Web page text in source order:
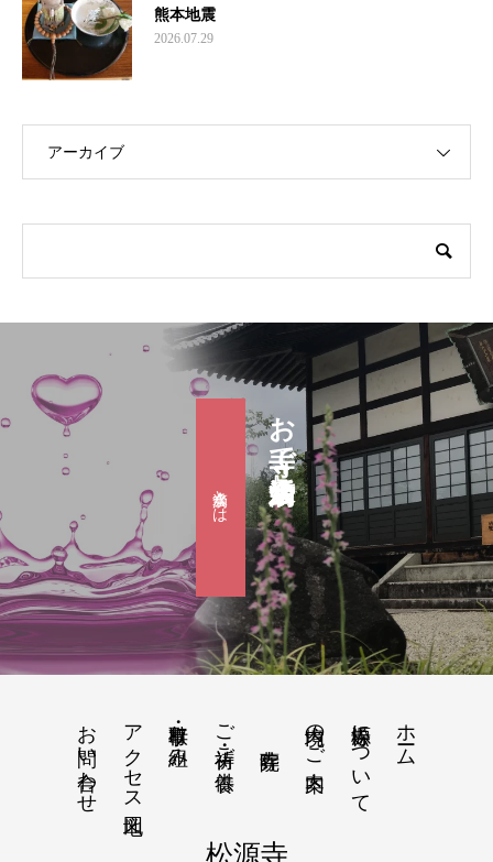
熊本地震
2026.07.29
アーカイブ
お寺で婚活『滴水会』
滴水会とは
ホーム
松源寺について
境内のご案内
ご祈祷・ご供養
行事・取り組み
アクセス地図
お問い合わせ
松源寺